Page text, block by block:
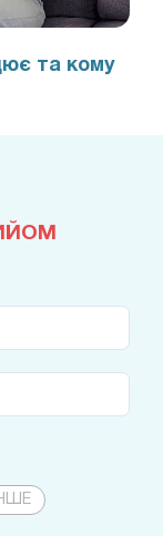
та кому